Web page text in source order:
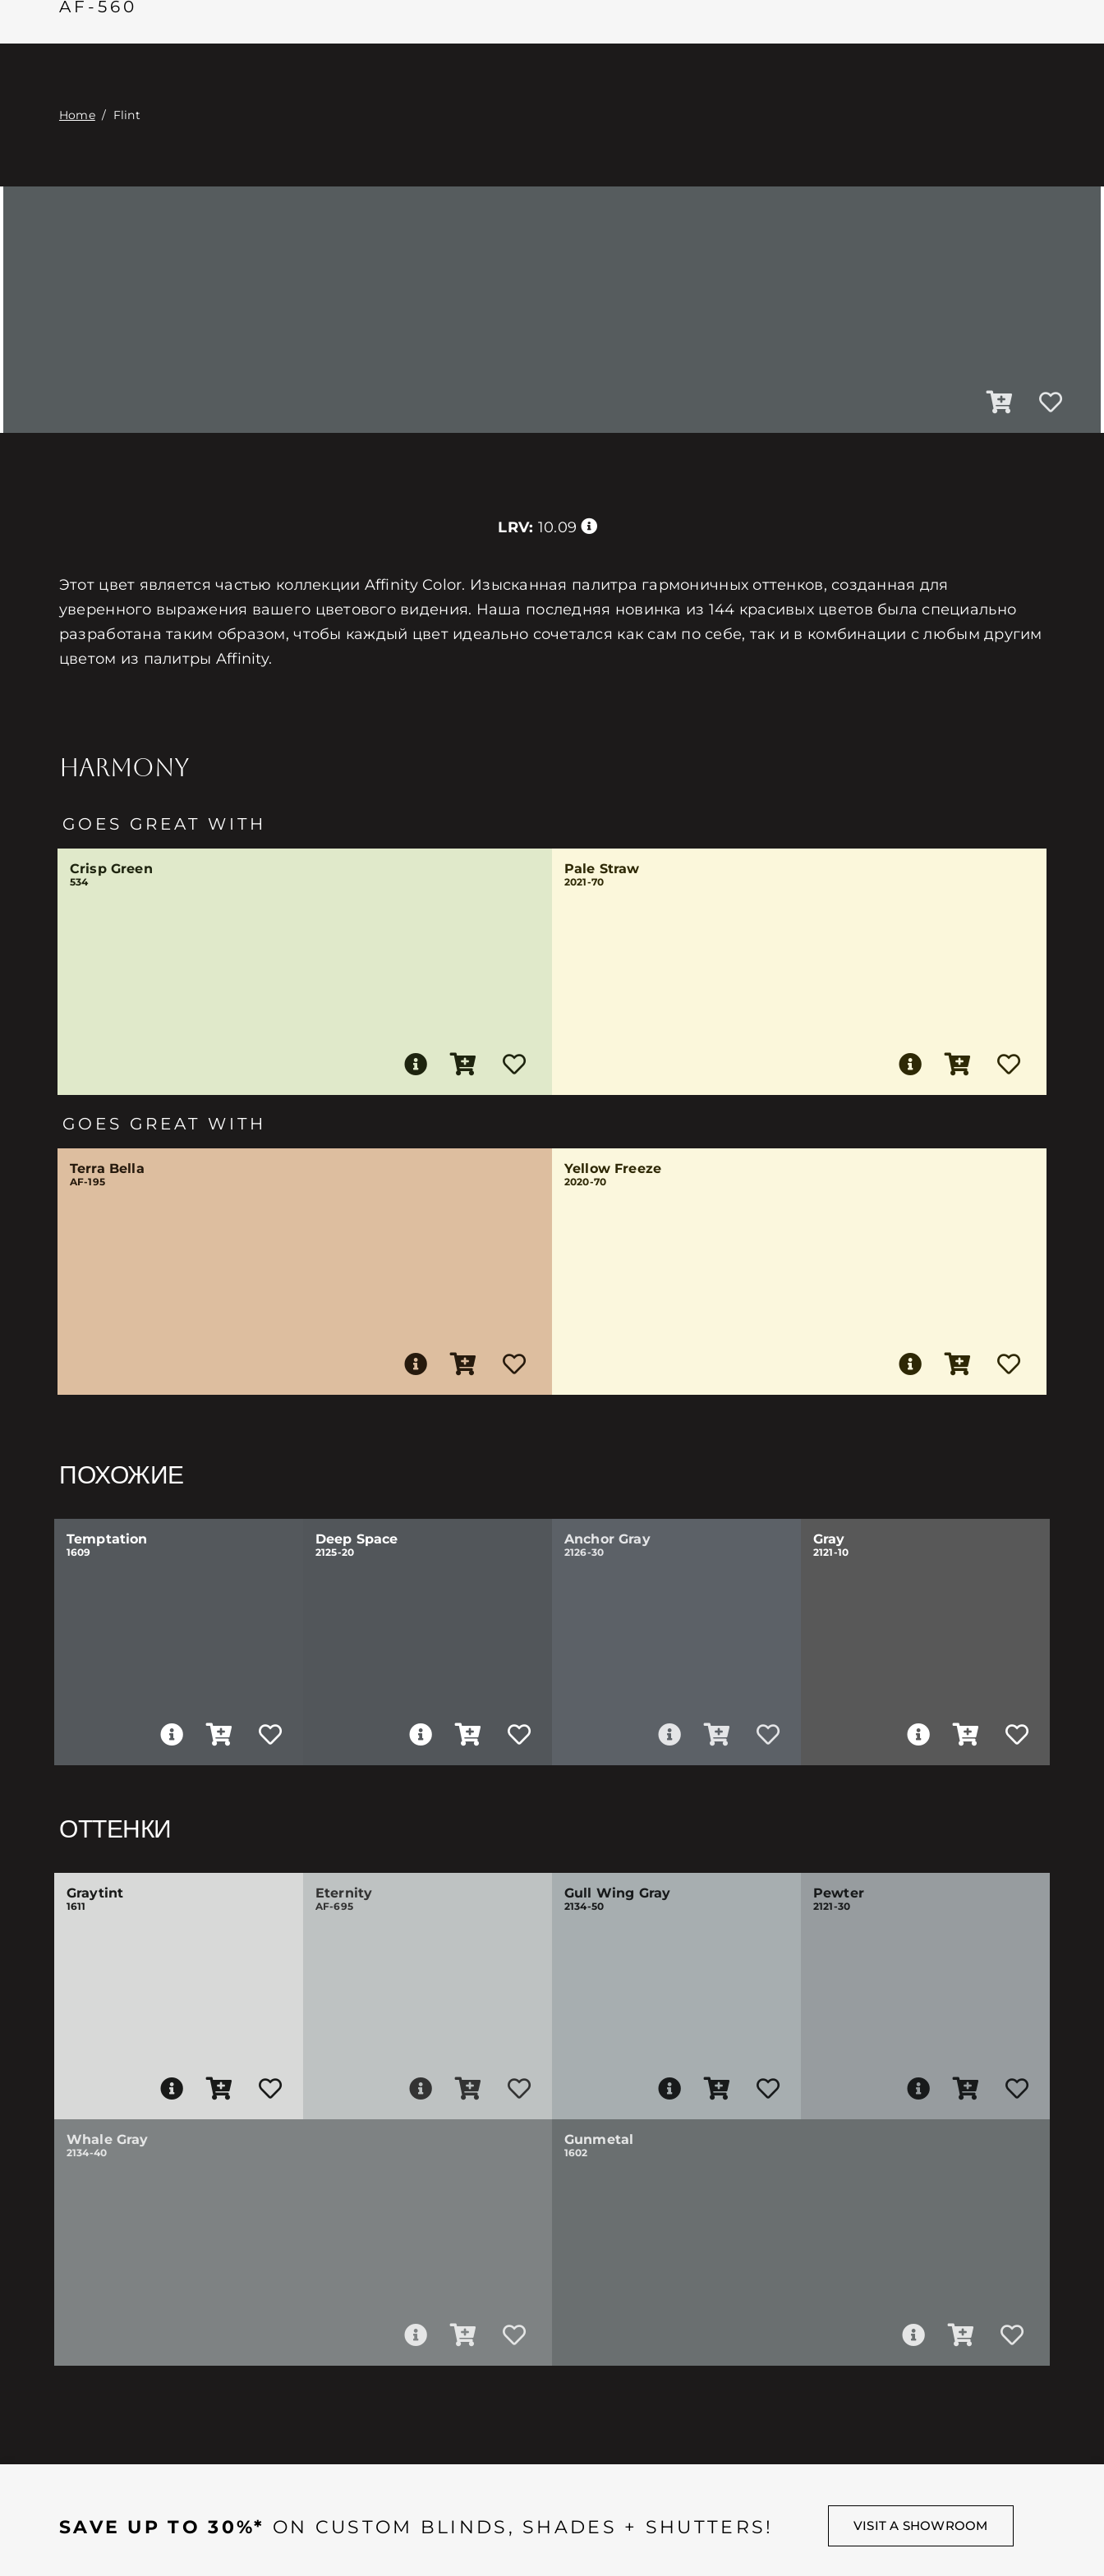
AF-560
Home/ Flint
LRV: 10.09
Этот цвет является частью коллекции Affinity Color. Изысканная палитра гармоничных оттенков, созданная для
уверенного выражения вашего цветового видения. Наша последняя новинка из 144 красивых цветов была специально
разработана таким образом, чтобы каждый цвет идеально сочетался как сам по себе, так и в комбинации с любым другим
цветом из палитры Affinity.
HARMONY
GOES GREAT WITH
Crisp Green
534
Pale Straw
2021-70
GOES GREAT WITH
Terra Bella
AF-195
Yellow Freeze
2020-70
ПОХОЖИЕ
Temptation
1609
Deep Space
2125-20
Anchor Gray
2126-30
Gray
2121-10
ОТТЕНКИ
Graytint
1611
Eternity
AF-695
Gull Wing Gray
2134-50
Pewter
2121-30
Whale Gray
2134-40
Gunmetal
1602
SAVE UP TO 30%* ON CUSTOM BLINDS, SHADES + SHUTTERS! VISIT A SHOWROOM